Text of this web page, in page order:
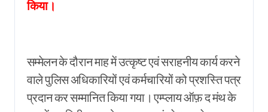
किया।
सम्मेलन के दौरान माह में उत्कृष्ट एवं सराहनीय कार्य करने
वाले पुलिस अधिकारियों एवं कर्मचारियों को प्रशस्ति पत्र
प्रदान कर सम्मानित किया गया। एम्प्लाय ऑफ़ द मंथ के